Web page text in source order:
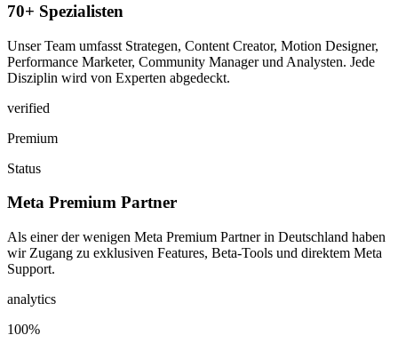
70+ Spezialisten
Unser Team umfasst Strategen, Content Creator, Motion Designer,
Performance Marketer, Community Manager und Analysten. Jede
Disziplin wird von Experten abgedeckt.
verified
Premium
Status
Meta Premium Partner
Als einer der wenigen Meta Premium Partner in Deutschland haben
wir Zugang zu exklusiven Features, Beta-Tools und direktem Meta
Support.
analytics
100%